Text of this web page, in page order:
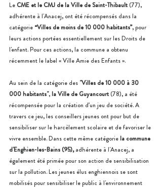
Le CME et le CMJ de la Ville de Saint-Thibault (77),
adhérente à l'Anacej, ont été récompensés dans la
catégorie “Villes de moins de 10 000 habitants”, pour
leurs actions portées essentiellement sur les Droits de
l'enfant. Pour ces actions, la commune a obtenu
récemment le label « Ville Amie des Enfants ».
Au sein de la catégorie des "Villes de 10 000 à 30
000 habitants", la Ville de Guyancourt (78), a été
récompensée pour la création d’un jeu de société. A
travers ce jeu, les conseillers jeunes ont pour but de
sensibiliser sur le harcèlement scolaire et de favoriser le
vivre ensemble. Dans cette même catégorie la commune
d'Enghien-les-Bains (95), adhérente à l'Anacej, a
également été primée pour son action de sensibilisation
sur la pollution. Les jeunes élus enghiennois se sont
mobilisés pour sensibiliser le public à l'environnement